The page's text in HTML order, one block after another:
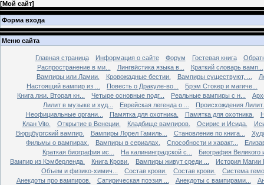
[Мой сайт]
Форма входа
Меню сайта
Главная страница Информация о сайте Форум Гостевая книга
Распространение в ми...
Лингви́стика языка в...
Краткий словарь вамп...
Вампиры или Ламии.
Кровожадные бестии. Вампиры существуют, ...
Настоящий вампир из ...
Повесть о Дракуле-во...
Брэм Стокер и магиче...
Книга лжи. Втоpая кн...
Четыре основные подг... Реальные вампиры с н...
Лилит в музыке и худ...
Еврейская легенда о ...
Происхождения Лилит.
Неофициальные органи...
Памятка для охотника. Памятка для охотника.
Клан Vito.
Открытие в Венеции. Кладбище вампиров. Осирис и Исида.
Вюрцбургский вампир.
Вампиры Лорел Гамиль... Становление по книга...
Фильмы о вампирах.
Вампиры в сериалах. Способности и характ...
Краткая биография ис...
На калининградской с...
Биография Великого
Вампир из Кэмберленда.
Книга Крови. Вампиры живут среди ...
История Магии
Объем и физико-химич...
Состав крови. Состав крови.
Система
Анекдоты про вампиров.
Сатирическая поэзия ... Анекдоты с вампирами...